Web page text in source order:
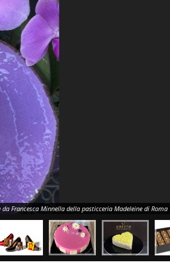
Francesca Minnella della pasticceria Madeleine di Roma